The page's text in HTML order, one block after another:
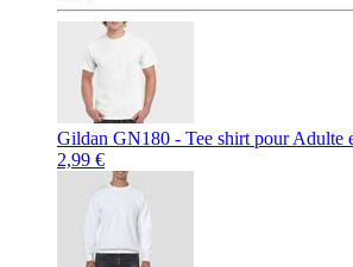
Gildan GN180 - Tee shirt pour Adulte
2,99 €